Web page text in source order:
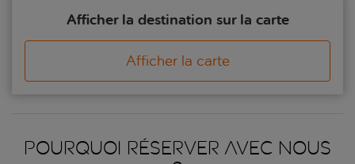
Afficher la destination sur la carte
Afficher la carte
Pourquoi réserver avec nous